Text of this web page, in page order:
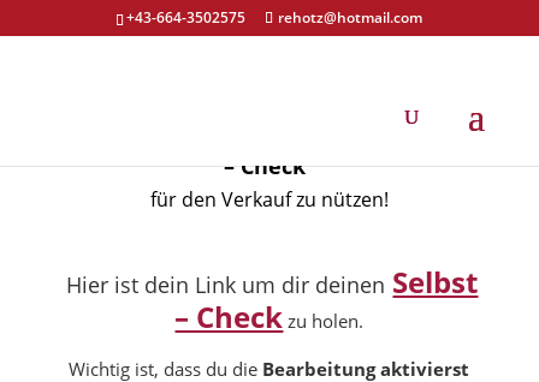
+43-664-3502575 rehotz@hotmail.com
– Check“
für den Verkauf zu nützen!
Hier ist dein Link um dir deinen Selbst
– Check zu holen.
Wichtig ist, dass du die Bearbeitung aktivierst